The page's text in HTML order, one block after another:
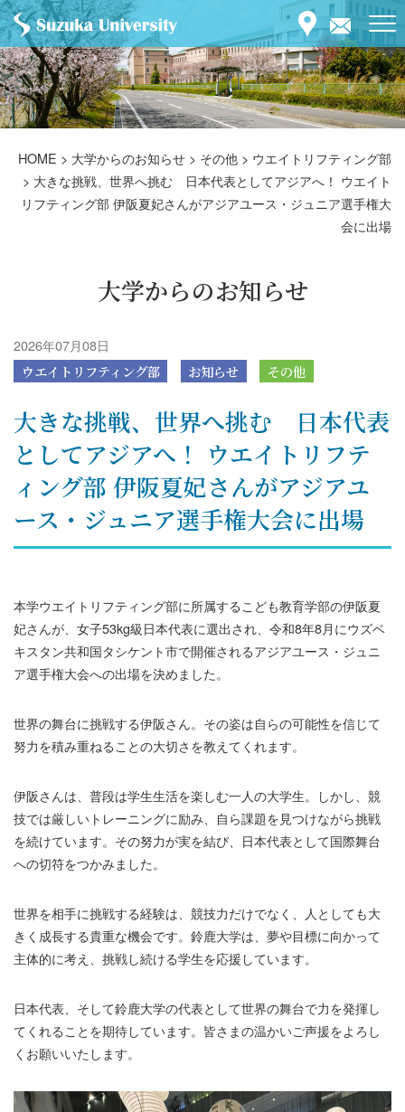
HOME > 大学からのお知らせ > その他 > ウエイトリフティング部
> 大きな挑戦、世界へ挑む 日本代表としてアジアへ！ ウエイト
リフティング部 伊阪夏妃さんがアジアユース・ジュニア選手権大
会に出場
大学からのお知らせ
2026年07月08日
ウエイトリフティング部
お知らせ その他
大きな挑戦、世界へ挑む 日本代表
としてアジアへ！ ウエイトリフテ
ィング部 伊阪夏妃さんがアジアユ
ース・ジュニア選手権大会に出場
本学ウエイトリフティング部に所属するこども教育学部の伊阪夏
妃さんが、女子53kg級日本代表に選出され、令和8年8月にウズベ
キスタン共和国タシケント市で開催されるアジアユース・ジュニ
ア選手権大会への出場を決めました。
世界の舞台に挑戦する伊阪さん。その姿は自らの可能性を信じて
努力を積み重ねることの大切さを教えてくれます。
伊阪さんは、普段は学生生活を楽しむ一人の大学生。しかし、競
技では厳しいトレーニングに励み、自ら課題を見つけながら挑戦
を続けています。その努力が実を結び、日本代表として国際舞台
への切符をつかみました。
世界を相手に挑戦する経験は、競技力だけでなく、人としても大
きく成長する貴重な機会です。鈴鹿大学は、夢や目標に向かって
主体的に考え、挑戦し続ける学生を応援しています。
日本代表、そして鈴鹿大学の代表として世界の舞台で力を発揮し
てくれることを期待しています。皆さまの温かいご声援をよろし
くお願いいたします。